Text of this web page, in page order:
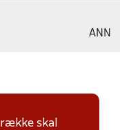
ANN
skal